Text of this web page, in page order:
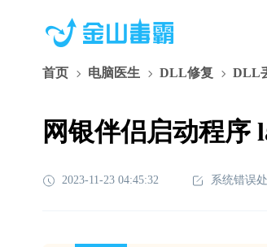
首页 电脑医生 DLL修复 DLL
网银伴侣启动程序
2023-11-23 04:45:32 系统错误